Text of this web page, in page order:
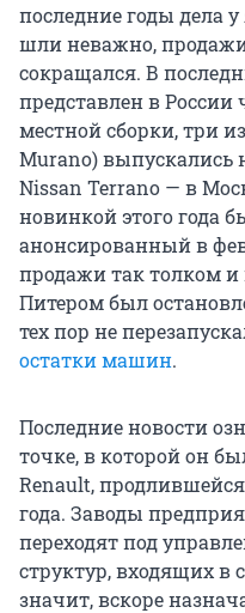
последние годы дела
шли неважно,
сокращался. В
представлен в
местной сборки, три
Murano) выпускались
Nissan Terrano — в
новинкой этого года
анонсированный в
продажи так толком и
Питером был
тех пор не
остатки машин.
Последние новости
точке, в которой он
Renault, продлившейся
года. Заводы
переходят под
структур, входящих в
значит, вскоре